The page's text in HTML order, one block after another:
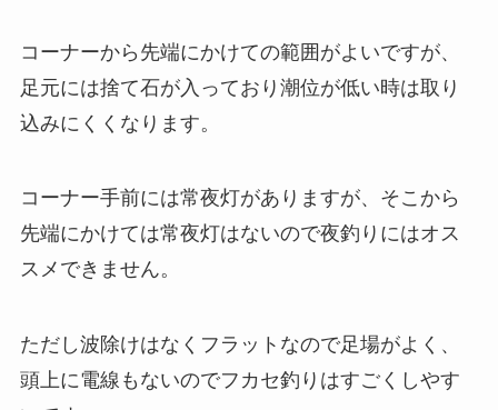
コーナーから先端にかけての範囲がよいですが、
足元には捨て石が入っており潮位が低い時は取り
込みにくくなります。
コーナー手前には常夜灯がありますが、そこから
先端にかけては常夜灯はないので夜釣りにはオス
スメできません。
ただし波除けはなくフラットなので足場がよく、
頭上に電線もないのでフカセ釣りはすごくしやす